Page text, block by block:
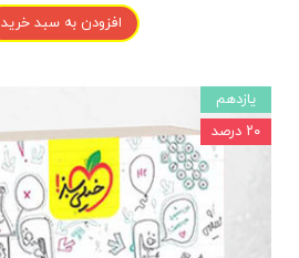
افزودن به سبد خرید
یازدهم
۲۰ درصد